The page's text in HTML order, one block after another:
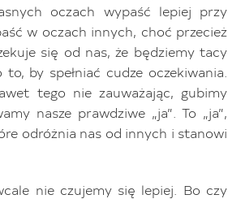
oczach wypaść lepiej przy
w oczach innych, choć przecież
się od nas, że będziemy tacy
by spełniać cudze oczekiwania.
tego nie zauważając, gubimy
nasze prawdziwe „ja”. To „ja”,
odróżnia nas od innych i stanowi
nie czujemy się lepiej. Bo czy